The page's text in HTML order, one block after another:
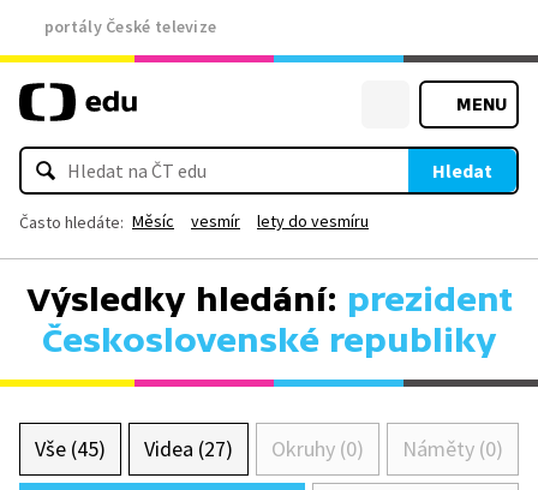
portály České televize
MENU
Hledat
Často hledáte: Měsíc vesmír lety do vesmíru
Výsledky hledání: prezident
Československé republiky
Vše (45) Videa (27) Okruhy (0) Náměty (0)